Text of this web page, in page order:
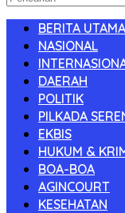
BERITA UTAMA
NASIONAL
DAERAH
POLITIK
PILKADA
EKBIS
HUKUM &
BOA-BOA
AGINCOURT
KESEHATAN